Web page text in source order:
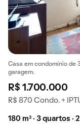
Casa em condomínio de
garagem.
R$ 1.700.000
R$ 870 Condo. +
180 m² · 3 quartos ·